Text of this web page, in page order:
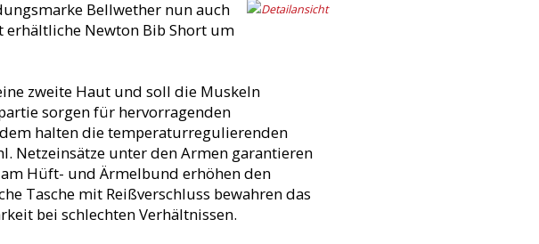
Bellwether nun auch
erhältliche Newton Bib Short um
zweite Haut und soll die Muskeln
sorgen für hervorragenden
halten die temperaturregulierenden
Netzeinsätze unter den Armen garantieren
Hüft- und Ärmelbund erhöhen den
Tasche mit Reißverschluss bewahren das
bei schlechten Verhältnissen.